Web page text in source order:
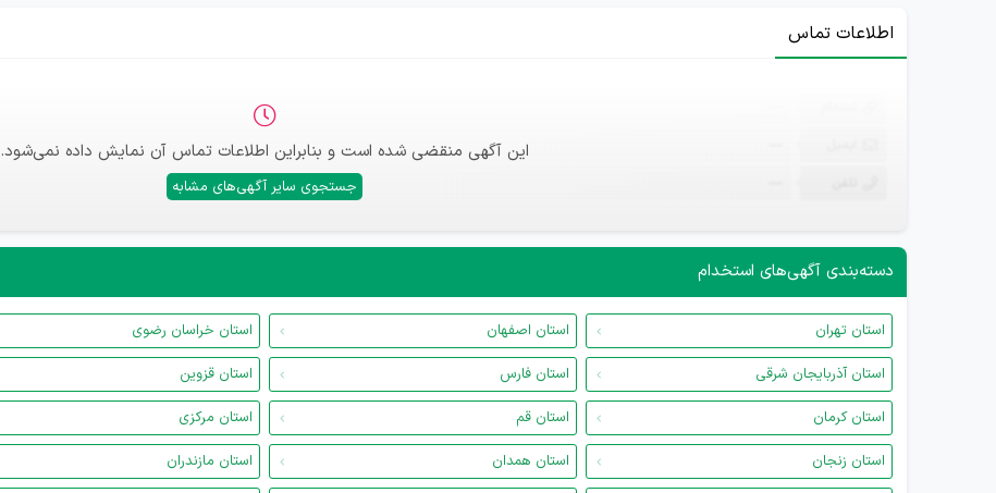
اطلاعات تماس
این آگهی منقضی شده است و بنابراین اطلاعات تماس آن نمایش داده نمی‌شود.
جستجوی سایر آگهی‌های مشابه
دسته‌بندی آگهی‌های استخدام
استان تهران استان اصفهان استان خراسان رضوی
استان آذربایجان شرقی
استان فارس استان قزوین
استان کرمان
استان قم استان مرکزی
استان زنجان
استان همدان استان مازندران